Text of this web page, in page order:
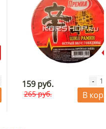
159 руб.
265 руб.
-
В